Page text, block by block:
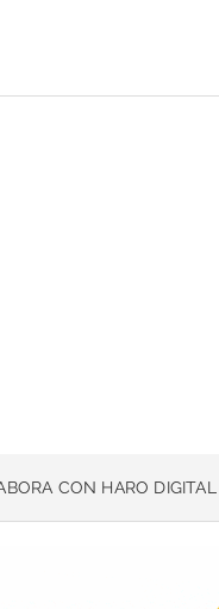
CON HARO DIGITAL